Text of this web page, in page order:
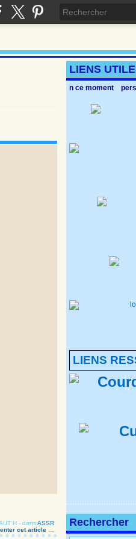
H - dansASSR
cet article
LIENS
En ce moment
LIENS
Rechercher